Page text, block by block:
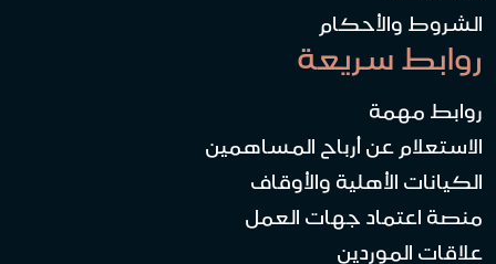
الشروط والأحكام
روابط سريعة
روابط مهمة
الاستعلام عن أرباح المساهمين
الكيانات الأهلية والأوقاف
منصة اعتماد جهات العمل
علاقات الموردين